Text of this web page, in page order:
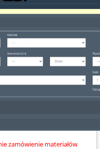
zamówienie materiałów